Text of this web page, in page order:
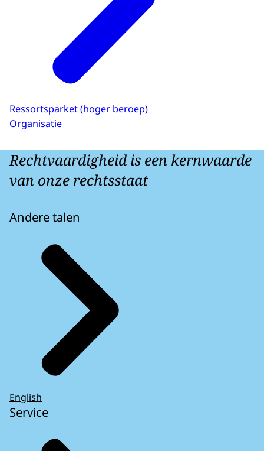
Ressortsparket (hoger beroep)
Organisatie
Rechtvaardigheid is een kernwaarde
van onze rechtsstaat
Andere talen
English
Service